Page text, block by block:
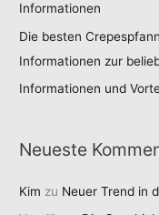
Informationen
Die besten
Informationen zur
Informationen und
Neueste
Kim zu Neuer Trend in